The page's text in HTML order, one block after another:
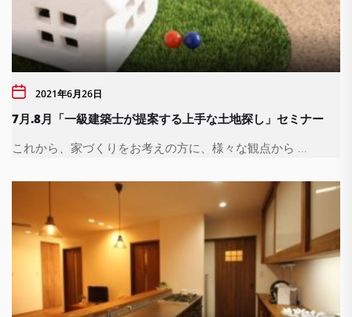
2021年6月26日
7月.8月「一級建築士が提案する上手な土地探し」セミナー
これから、家づくりをお考えの方に、様々な観点から ...